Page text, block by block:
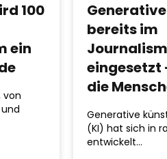
100
ein
von
bereits im
eingesetzt
die
Generative
(KI) hat sich in
entwickelt…